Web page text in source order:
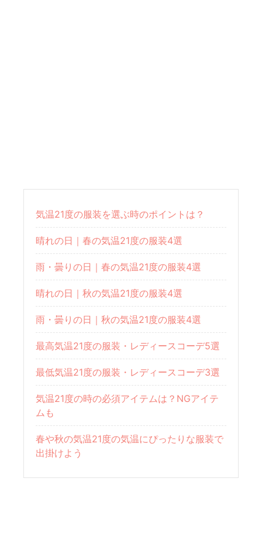
気温21度の服装を選ぶ時のポイントは？
晴れの日｜春の気温21度の服装4選
雨・曇りの日｜春の気温21度の服装4選
晴れの日｜秋の気温21度の服装4選
雨・曇りの日｜秋の気温21度の服装4選
最高気温21度の服装・レディースコーデ5選
最低気温21度の服装・レディースコーデ3選
気温21度の時の必須アイテムは？NGアイテ
ムも
春や秋の気温21度の気温にぴったりな服装で
出掛けよう